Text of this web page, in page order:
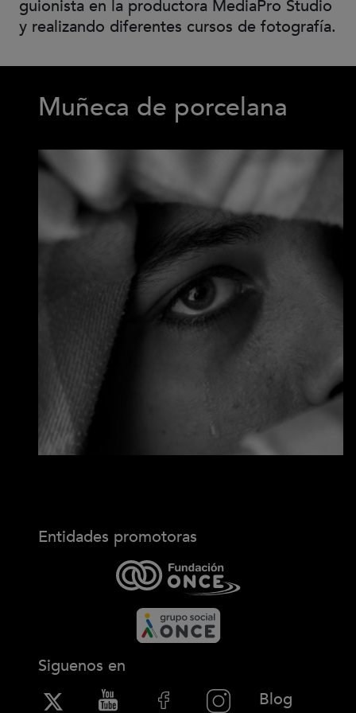
guionista en la productora MediaPro Studio
y realizando diferentes cursos de fotografía.
Muñeca de porcelana
Entidades promotoras
Siguenos en
Blog